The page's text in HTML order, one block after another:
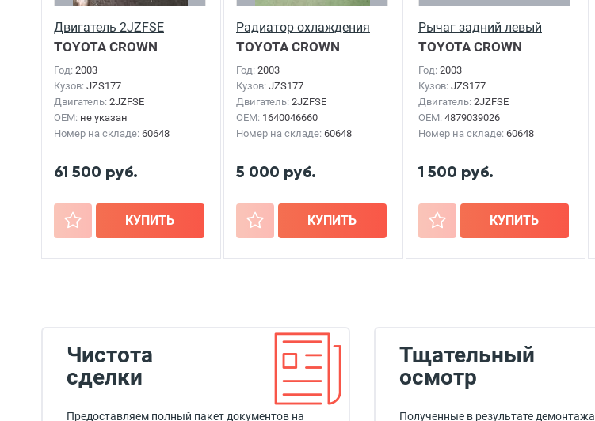
Двигатель 2JZFSE
TOYOTA CROWN
MAJESTA
Год: 2003
Кузов: JZS177
Двигатель: 2JZFSE
OEM: не указан
Номер на складе: 60648
61 500 руб.
+ КУПИТЬ
Радиатор охлаждения
TOYOTA CROWN
MAJESTA
Год: 2003
Кузов: JZS177
Двигатель: 2JZFSE
OEM: 1640046660
Номер на складе: 60648
5 000 руб.
+ КУПИТЬ
Рычаг задний левый
TOYOTA CROWN
MAJESTA
Год: 2003
Кузов: JZS177
Двигатель: 2JZFSE
OEM: 4879039026
Номер на складе: 60648
1 500 руб.
+ КУПИТЬ
Чистота
сделки
Предоставляем полный пакет документов на
Тщательный
осмотр
Полученные в результате демонтажа